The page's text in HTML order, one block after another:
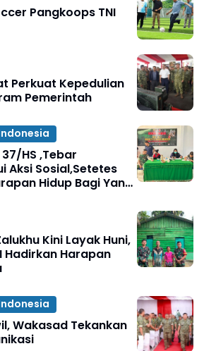
Pangkoops TNI
Perkuat Kepedulian
Pemerintah
37/HS ,Tebar
Aksi Sosial,Setetes
Hidup Bagi Yang
Kini Layak Huni,
Hadirkan Harapan
Wakasad Tekankan